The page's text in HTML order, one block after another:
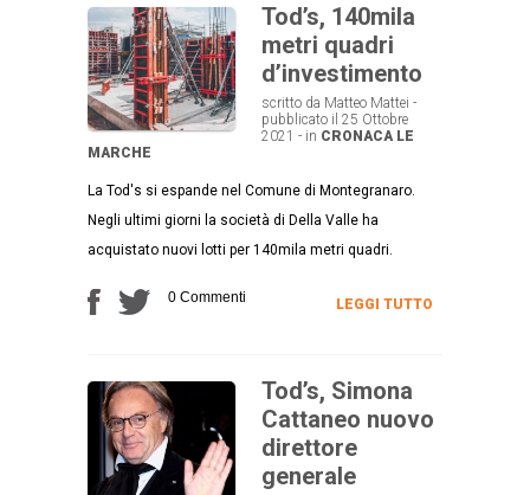
Tod’s, 140mila
metri quadri
d’investimento
scritto da Matteo Mattei -
pubblicato il 25 Ottobre
2021 - in CRONACA LE
MARCHE
La Tod's si espande nel Comune di Montegranaro.
Negli ultimi giorni la società di Della Valle ha
acquistato nuovi lotti per 140mila metri quadri.
0 Commenti LEGGI TUTTO
Tod’s, Simona
Cattaneo nuovo
direttore
generale